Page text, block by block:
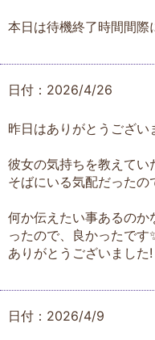
本日は待機終了時間間際
日付：2026/4/26
昨日はありがとうござい
彼女の気持ちを教えてい
そばにいる気配だったの
何か伝えたい事あるの
ったので、良かったです
ありがとうございました!
日付：2026/4/9